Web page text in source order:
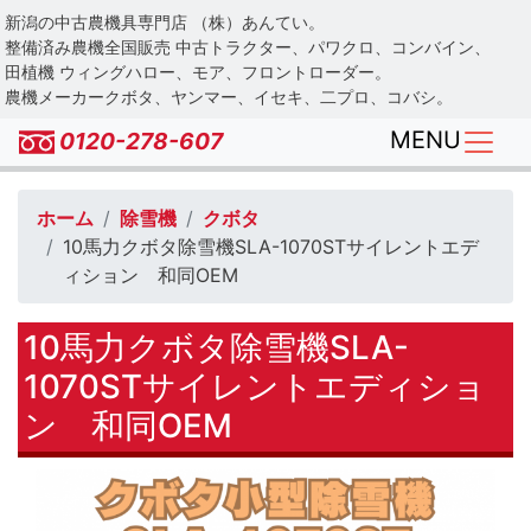
Skip
to
main
content
新潟の中古農機具専門店 （株）あんてい。
整備済み農機全国販売 中古トラクター、パワクロ、コンバイン、
田植機 ウィングハロー、モア、フロントローダー。
農機メーカークボタ、ヤンマー、イセキ、二プロ、コバシ。
0120-278-607 MENU
ホーム 除雪機
クボタ
10馬力クボタ除雪機SLA-1070STサイレントエデ
ィション 和同OEM
10馬力クボタ除雪機SLA-
1070STサイレントエディショ
ン 和同OEM